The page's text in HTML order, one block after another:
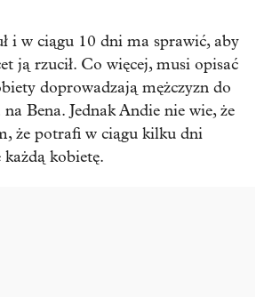
i w ciągu 10 dni ma sprawić, aby
ją rzucił. Co więcej, musi opisać
doprowadzają mężczyzn do
Bena. Jednak Andie nie wie, że
że potrafi w ciągu kilku dni
kobietę.